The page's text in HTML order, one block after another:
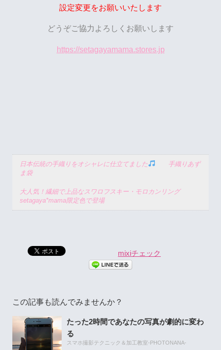
設定変更をお願いいたします
どうぞご協力よろしくお願いします
https://setagayamama.stores.jp
日本伝統の手織りをオシャレに仕立てました
手織りあず
ま袋
大人気！繊細で上品なスワロフスキー・モロカンリング
setagaya*mama限定色で登場
mixiチェック
この記事も読んでみませんか？
たった2時間であなたの写真が劇的に変わ
る
スマホ撮影テクニック＆加工教室-PHOTONANA-